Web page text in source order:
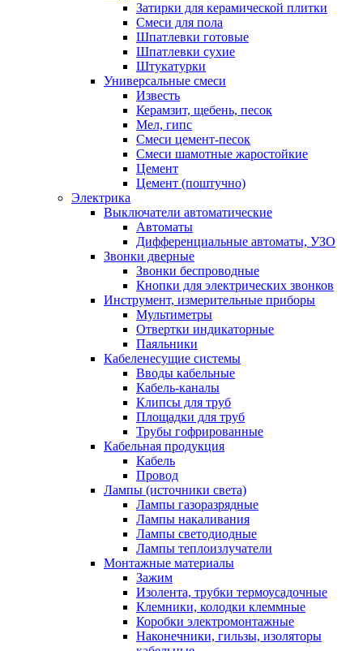
Затирки для керамической плитки
Смеси для пола
Шпатлевки готовые
Шпатлевки сухие
Штукатурки
Универсальные смеси
Известь
Керамзит, щебень, песок
Мел, гипс
Смеси цемент-песок
Смеси шамотные жаростойкие
Цемент
Цемент (поштучно)
Электрика
Выключатели автоматические
Автоматы
Дифференциальные автоматы, УЗО
Звонки дверные
Звонки беспроводные
Кнопки для электрических звонков
Инструмент, измерительные приборы
Мультиметры
Отвертки индикаторные
Паяльники
Кабеленесущие системы
Вводы кабельные
Кабель-каналы
Клипсы для труб
Площадки для труб
Трубы гофрированные
Кабельная продукция
Кабель
Провод
Лампы (источники света)
Лампы газоразрядные
Лампы накаливания
Лампы светодиодные
Лампы теплоизлучатели
Монтажные материалы
Зажим
Изолента, трубки термоусадочные
Клемники, колодки клеммные
Коробки электромонтажные
Наконечники, гильзы, изоляторы